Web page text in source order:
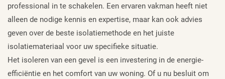
professional in te schakelen. Een ervaren vakman heeft niet
alleen de nodige kennis en expertise, maar kan ook advies
geven over de beste isolatiemethode en het juiste
isolatiemateriaal voor uw specifieke situatie.
Het isoleren van een gevel is een investering in de energie-
efficiëntie en het comfort van uw woning. Of u nu besluit om